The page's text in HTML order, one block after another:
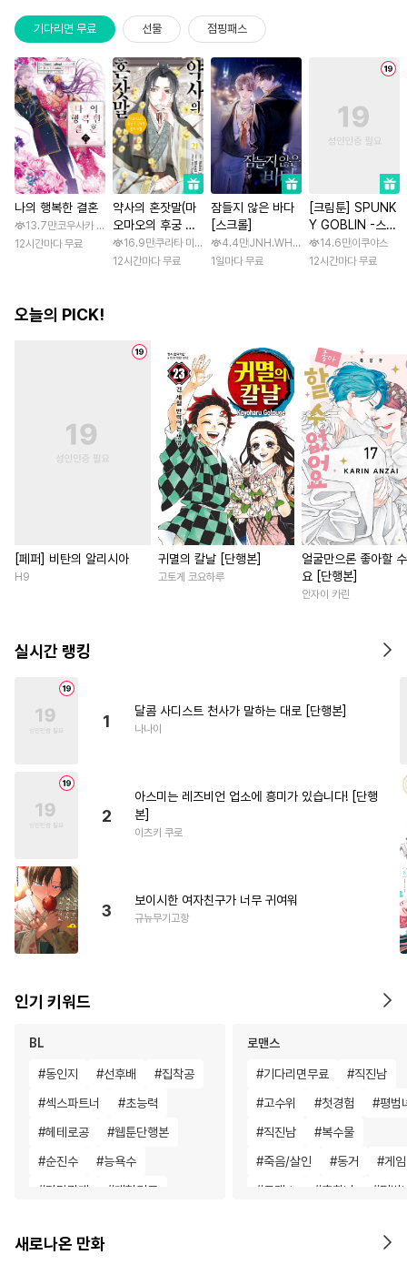
기다리면 무료 선물 점핑패스
나의 행복한 결혼
13.7만코우사카 리토 / 아기토기 아쿠미
12시간마다 무료
약사의 혼잣말(마
오마오의 후궁 수
수께끼 풀이수첩)
16.9만쿠라타 미노지 / 휴우가 나츠
12시간마다 무료
잠들지 않은 바다
[스크롤]
4.4만JNH.WH Studio / Lasso
1일마다 무료
[크림툰] SPUNK
Y GOBLIN -스펑
키 고블린- [스크
롤]
14.6만이쿠야스
12시간마다 무료
오늘의 PICK!
[페퍼] 비탄의 알리시아
H9
귀멸의 칼날 [단행본]
고토게 코요하루
얼굴만으론 좋아할
요 [단행본]
안자이 카린
실시간 랭킹
1
달콤 사디스트 천사가 말하는 대로 [단행본]
나나이
2
아스미는 레즈비언 업소에 흥미가 있습니다! [단행
본]
이츠키 쿠로
3
보이시한 여자친구가 너무 귀여워
규뉴무기고항
인기 키워드
BL
#동인지 #선후배 #집착공
#섹스파트너 #초능력
#헤테로공 #웹툰단행본
#순진수 #능욕수
#다각관계 #대형견공
#소설원작
로맨스
#기다리면무료 #직진남
#고수위 #첫경험 #평범
#직진남 #복수물
#죽음/살인 #동거 #게임
#로맨스 #후회녀 #평범
새로나온 만화